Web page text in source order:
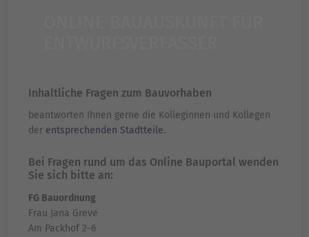
Inhaltliche Fragen zum Bauvorhaben
beantworten Ihnen gerne die Kolleginnen und Kollegen
der entsprechenden Stadtteile.
Bei Fragen rund um das Online Bauportal wenden
Sie sich bitte an:
FG Bauordnung
Frau Jana Greve
Am Packhof 2-6